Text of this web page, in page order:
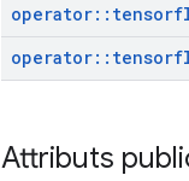
operator::
operator::
Attributs